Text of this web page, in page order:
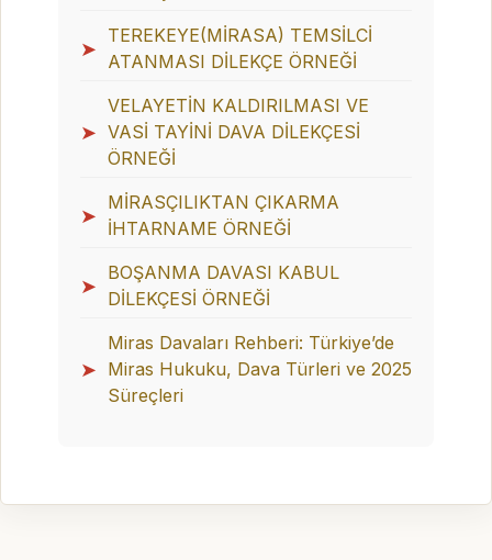
➤
TEREKEYE(MİRASA) TEMSİLCİ
ATANMASI DİLEKÇE ÖRNEĞİ
➤
VELAYETİN KALDIRILMASI VE
VASİ TAYİNİ DAVA DİLEKÇESİ
ÖRNEĞİ
➤
MİRASÇILIKTAN ÇIKARMA
İHTARNAME ÖRNEĞİ
➤
BOŞANMA DAVASI KABUL
DİLEKÇESİ ÖRNEĞİ
➤
Miras Davaları Rehberi: Türkiye’de
Miras Hukuku, Dava Türleri ve 2025
Süreçleri